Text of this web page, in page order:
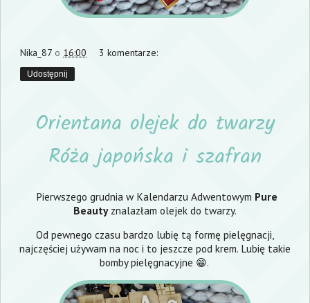
Nika_87 o 16:00 3 komentarze:
Udostępnij
Orientana olejek do twarzy
Róża japońska i szafran
Pierwszego grudnia w Kalendarzu Adwentowym Pure
Beautyznalazłam olejek do twarzy.
Od pewnego czasu bardzo lubię tą formę pielęgnacji,
najczęściej używam na noc i to jeszcze pod krem. Lubię takie
bomby pielęgnacyjne 😁.